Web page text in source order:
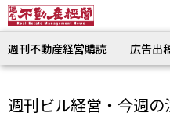
週刊不動産経営購読 広告出
週刊ビル経営・今週